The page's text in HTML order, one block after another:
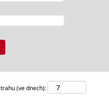
(ve dnech):